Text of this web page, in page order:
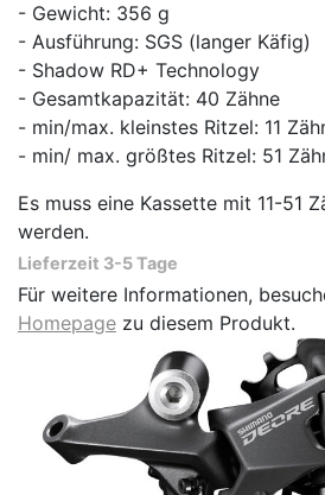
- Gewicht: 356 g
- Ausführung: SGS (langer Käfig)
- Shadow RD+ Technology
- Gesamtkapazität: 40 Zähne
- min/max. kleinstes Ritzel: 11
- min/ max. größtes Ritzel: 51
Es muss eine Kassette mit 11-51
werden.
Lieferzeit 3-5 Tage
Für weitere Informationen,
Homepage zu diesem Produkt.